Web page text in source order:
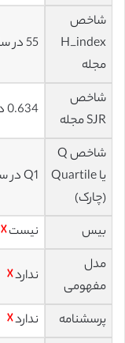
شاخص
H_index
مجله
55 در سال 2019
شاخص
SJR مجله
0.634 در سال 2018
شاخص Q
یا Quartile
(چارک)
Q1 در سال 2018
بیس نیست☓
مدل
مفهومی
ندارد☓
پرسشنامه ندارد☓